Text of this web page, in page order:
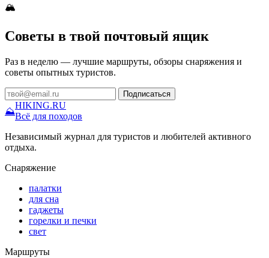
🏔
Советы в твой почтовый ящик
Раз в неделю — лучшие маршруты, обзоры снаряжения и
советы опытных туристов.
Подписаться
⛰
HIKING.RU
Всё для походов
Независимый журнал для туристов и любителей активного
отдыха.
Снаряжение
палатки
для сна
гаджеты
горелки и печки
свет
Маршруты